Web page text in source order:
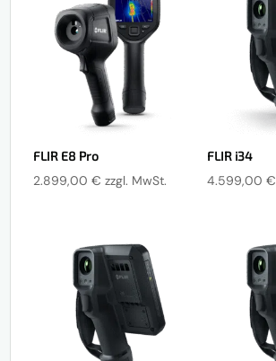
FLIR E8 Pro
2.899,00€ zzgl. MwSt.
FLIR i34
4.599,00€